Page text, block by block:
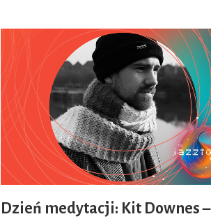
Dzień medytacji: Kit Downes –